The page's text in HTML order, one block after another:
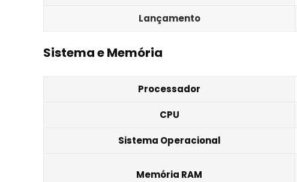
Lançamento
Sistema e Memória
Processador
CPU
Sistema Operacional
Memória RAM